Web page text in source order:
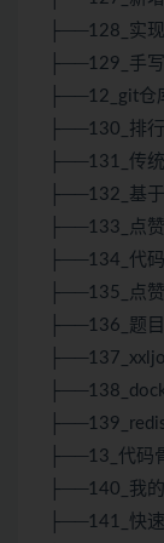
├──128_实
├──129_手
├──12_git仓
├──130_排
├──131_传
├──132_基
├──133_点
├──134_代
├──135_点
├──136_题
├──13_代码
├──140_我
├──141_快